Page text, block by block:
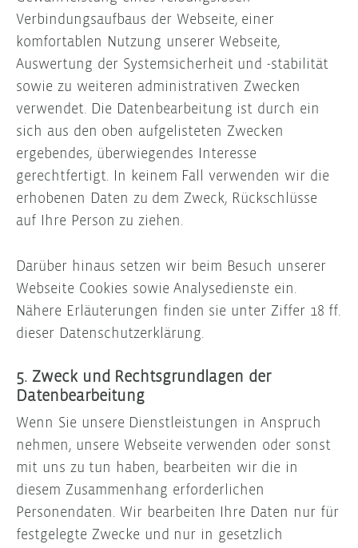
Verbindungsaufbaus der Webseite, einer
komfortablen Nutzung unserer Webseite,
Auswertung der Systemsicherheit und -stabilität
sowie zu weiteren administrativen Zwecken
verwendet. Die Datenbearbeitung ist durch ein
sich aus den oben aufgelisteten Zwecken
ergebendes, überwiegendes Interesse
gerechtfertigt. In keinem Fall verwenden wir die
erhobenen Daten zu dem Zweck, Rückschlüsse
auf Ihre Person zu ziehen.
Darüber hinaus setzen wir beim Besuch unserer
Webseite Cookies sowie Analysedienste ein.
Nähere Erläuterungen finden sie unter Ziffer 18 ff.
dieser Datenschutzerklärung.
5. Zweck und Rechtsgrundlagen der
Datenbearbeitung
Wenn Sie unsere Dienstleistungen in Anspruch
nehmen, unsere Webseite verwenden oder sonst
mit uns zu tun haben, bearbeiten wir die in
diesem Zusammenhang erforderlichen
Personendaten. Wir bearbeiten Ihre Daten nur für
festgelegte Zwecke und nur in gesetzlich